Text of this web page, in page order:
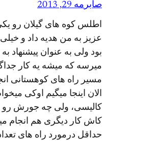
صابر مه 29, 2013
اطلس کوه های گیلان رو
عزیز به من هدیه داد و
بود ولی به عنوان پیشنهاد
میرسه که میشه یه کار
مسیر راه های کوهستانی
الان اینجا میگیم اوکی
کالیسی، ولی چه جورش رو
کاش کار دیگری هم انجام
حداقل درمورد راه های